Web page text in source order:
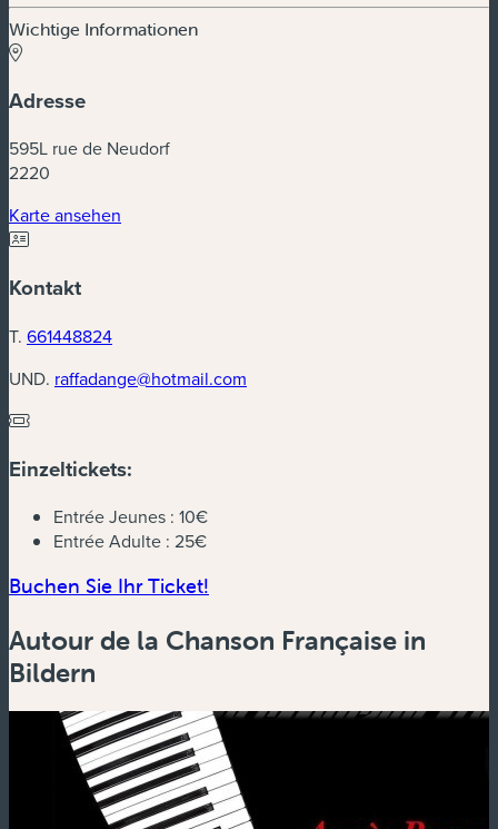
Wichtige Informationen
Adresse
595L rue de Neudorf
2220
Karte ansehen
Kontakt
T. 661448824
UND. raffadange@hotmail.com
Einzeltickets:
Entrée Jeunes : 10€
Entrée Adulte : 25€
Buchen Sie Ihr Ticket!
Autour de la Chanson Française in
Bildern